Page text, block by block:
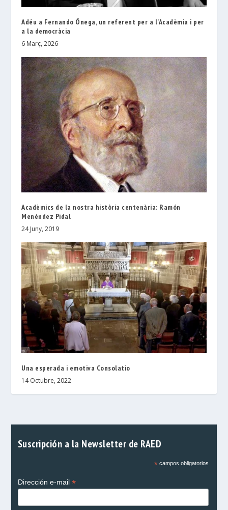
Adéu a Fernando Ónega, un referent per a l’Acadèmia i per
a la democràcia
6 Març, 2026
Acadèmics de la nostra història centenària: Ramón
Menéndez Pidal
24 Juny, 2019
Una esperada i emotiva Consolatio
14 Octubre, 2022
Suscripción a la Newsletter de RAED
*campos obligatorios
Dirección e-mail *